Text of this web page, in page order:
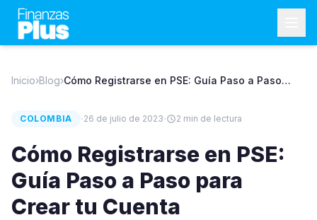
Inicio›Blog›Cómo Registrarse en PSE: Guía Paso a Paso
COLOMBIA ·26 de julio de 2023· 2 min de lectura
Cómo Registrarse en PSE:
Guía Paso a Paso para
Crear tu Cuenta